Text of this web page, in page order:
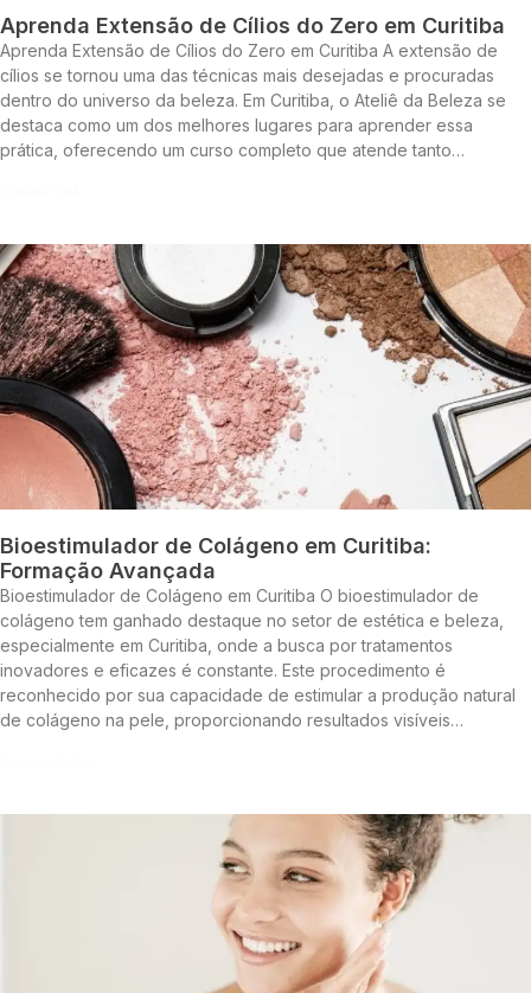
Aprenda Extensão de Cílios do Zero em Curitiba
Aprenda Extensão de Cílios do Zero em Curitiba A extensão de
cílios se tornou uma das técnicas mais desejadas e procuradas
dentro do universo da beleza. Em Curitiba, o Ateliê da Beleza se
destaca como um dos melhores lugares para aprender essa
prática, oferecendo um curso completo que atende tanto…
Bioestimulador de Colágeno em Curitiba:
Formação Avançada
Bioestimulador de Colágeno em Curitiba O bioestimulador de
colágeno tem ganhado destaque no setor de estética e beleza,
especialmente em Curitiba, onde a busca por tratamentos
inovadores e eficazes é constante. Este procedimento é
reconhecido por sua capacidade de estimular a produção natural
de colágeno na pele, proporcionando resultados visíveis…